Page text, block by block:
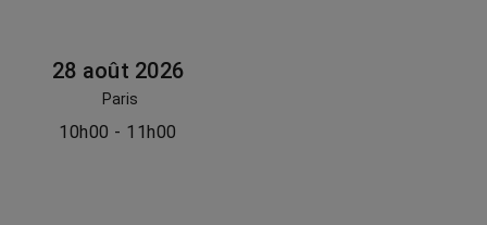
28 août 2026
Paris
10h00 - 11h00